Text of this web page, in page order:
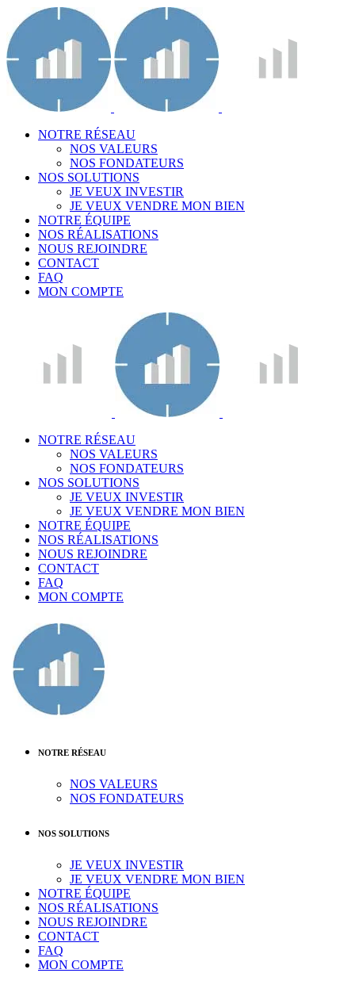
NOTRE RÉSEAU
NOS VALEURS
NOS FONDATEURS
NOS SOLUTIONS
JE VEUX INVESTIR
JE VEUX VENDRE MON BIEN
NOTRE ÉQUIPE
NOS RÉALISATIONS
NOUS REJOINDRE
CONTACT
FAQ
MON COMPTE
NOTRE RÉSEAU
NOS VALEURS
NOS FONDATEURS
NOS SOLUTIONS
JE VEUX INVESTIR
JE VEUX VENDRE MON BIEN
NOTRE ÉQUIPE
NOS RÉALISATIONS
NOUS REJOINDRE
CONTACT
FAQ
MON COMPTE
NOTRE RÉSEAU
NOS VALEURS
NOS FONDATEURS
NOS SOLUTIONS
JE VEUX INVESTIR
JE VEUX VENDRE MON BIEN
NOTRE ÉQUIPE
NOS RÉALISATIONS
NOUS REJOINDRE
CONTACT
FAQ
MON COMPTE